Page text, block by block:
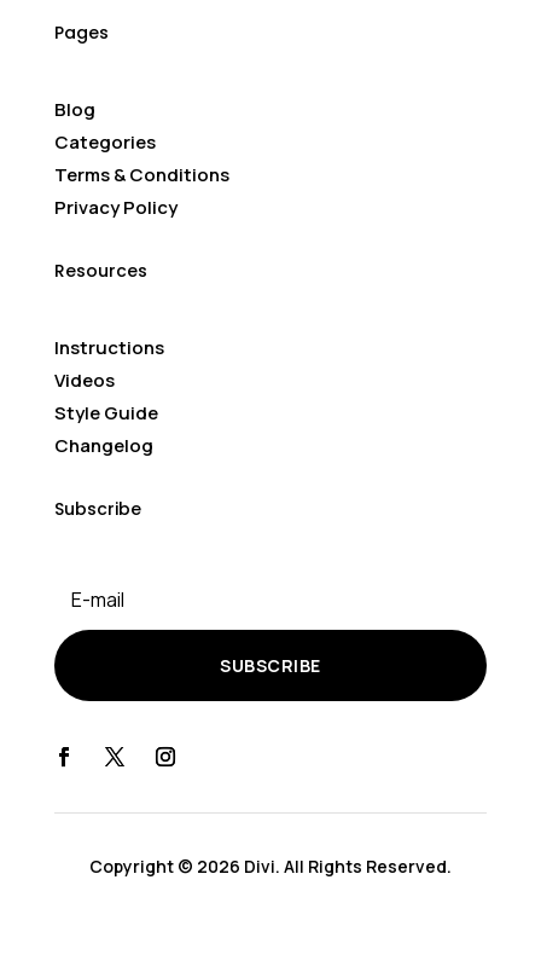
Pages
Blog
Categories
Terms & Conditions
Privacy Policy
Resources
Instructions
Videos
Style Guide
Changelog
Subscribe
SUBSCRIBE
Copyright © 2026 Divi. All Rights Reserved.